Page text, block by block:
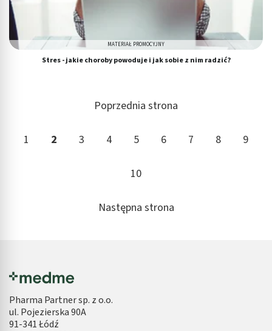
Stres - jakie choroby powoduje i jak sobie z nim radzić?
MATERIAŁ PROMOCYJNY
Poprzednia strona
1 2 3 4 5 6 7 8 9
10
Następna strona
Pharma Partner sp. z o.o.
ul. Pojezierska 90A
91-341 Łódź